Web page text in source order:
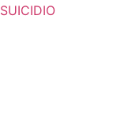
SUICIDIO